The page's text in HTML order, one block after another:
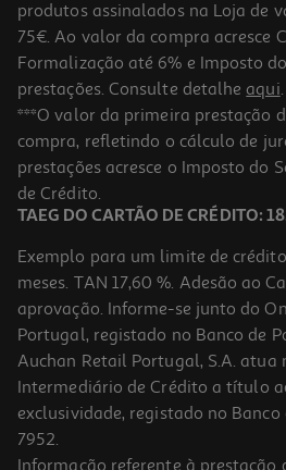
3.7
Suporte Telemovel Qilive 600161213
4.99 €/un
4,99 €
produtos assinalados na Loja de
75€. Ao valor da compra acresce
Formalização até 6% e Imposto
prestações. Consulte detalhe aqui.
***O valor da primeira prestação
compra, refletindo o cálculo de
prestações acresce o Imposto do
de Crédito.
TAEG DO CARTÃO DE CRÉDITO:
Exemplo para um limite de
meses. TAN 17,60 %. Adesão ao
aprovação. Informe-se junto do
Portugal, registado no Banco de
Auchan Retail Portugal, S.A. atua
Intermediário de Crédito a título
exclusividade, registado no
7952.
Informação referente à prestação